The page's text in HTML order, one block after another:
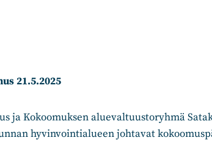
21.5.2025
ja Kokoomuksen aluevaltuustoryhmä
hyvinvointialueen johtavat